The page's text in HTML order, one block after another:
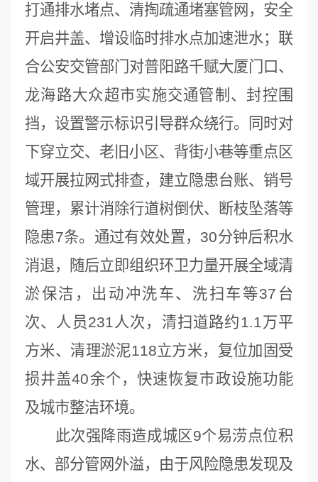
打通排水堵点、清掏疏通堵塞管网，安全
开启井盖、增设临时排水点加速泄水；联
合公安交管部门对普阳路千赋大厦门口、
龙海路大众超市实施交通管制、封控围
挡，设置警示标识引导群众绕行。同时对
下穿立交、老旧小区、背街小巷等重点区
域开展拉网式排查，建立隐患台账、销号
管理，累计消除行道树倒伏、断枝坠落等
隐患7条。通过有效处置，30分钟后积水
消退，随后立即组织环卫力量开展全域清
淤保洁，出动冲洗车、洗扫车等37台
次、人员231人次，清扫道路约1.1万平
方米、清理淤泥118立方米，复位加固受
损井盖40余个，快速恢复市政设施功能
及城市整洁环境。
此次强降雨造成城区9个易涝点位积
水、部分管网外溢，由于风险隐患发现及